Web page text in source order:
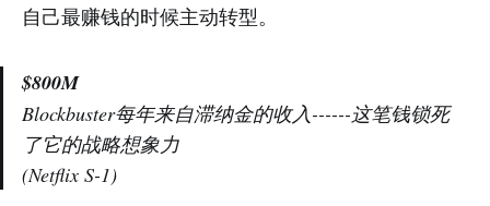
自己最赚钱的时候主动转型。
$800M
Blockbuster每年来自滞纳金的收入------这笔钱锁死
了它的战略想象力
(Netflix S-1)